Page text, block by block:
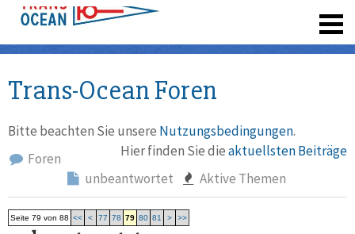
Trans-Ocean Foren
Bitte beachten Sie unsere Nutzungsbedingungen.
Hier finden Sie dieaktuellsten Beiträge
Foren
unbeantwortet
Aktive Themen
Seite 79 von 88 << < 77 78 79 80 81 > >>